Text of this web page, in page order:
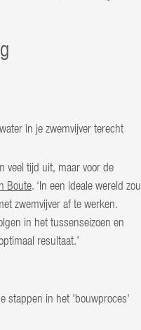
in je zwemvijver terecht
veel tijd uit, maar voor de
Boute. ‘In een ideale wereld zou
zwemvijver af te werken.
in het tussenseizoen en
resultaat.’
stappen in het 'bouwproces'